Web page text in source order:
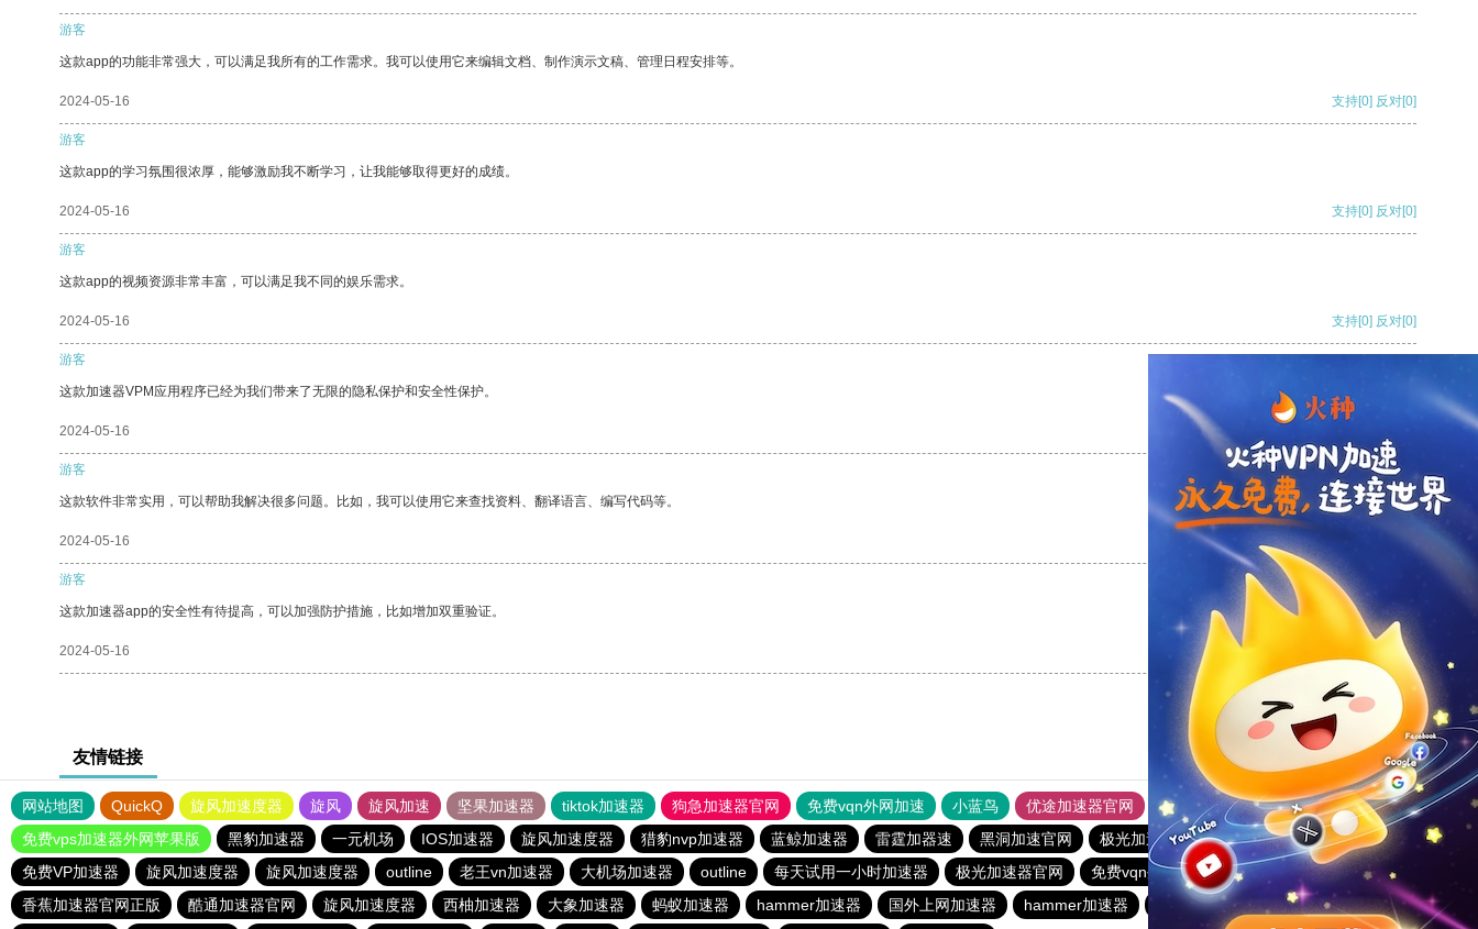
游客
这款app的功能非常强大，可以满足我所有的工作需求。我可以使用它来编辑文档、制作演示文稿、管理日程安排等。
2024-05-16 支持[0] 反对[0]
游客
这款app的学习氛围很浓厚，能够激励我不断学习，让我能够取得更好的成绩。
2024-05-16 支持[0] 反对[0]
游客
这款app的视频资源非常丰富，可以满足我不同的娱乐需求。
2024-05-16 支持[0] 反对[0]
游客
这款加速器VPM应用程序已经为我们带来了无限的隐私保护和安全性保护。
2024-05-16
游客
这款软件非常实用，可以帮助我解决很多问题。比如，我可以使用它来查找资料、翻译语言、编写代码等。
2024-05-16 反对
游客
这款加速器app的安全性有待提高，可以加强防护措施，比如增加双重验证。
2024-05-16 反对[0]
友情链接
网站地图 QuickQ 旋风加速度器 旋风 旋风加速 坚果加速器 tiktok加速器 狗急加速器官网 免费vqn外网加速 小蓝鸟 优途加速器官网 风驰加速器 旋风加速器
八戒看书
免费vps加速器外网苹果版
黑豹加速器 一元机场 IOS加速器 旋风加速度器 猎豹nvp加速器 蓝鲸加速器 雷霆加器速 黑洞加速官网 极光加速器
雷霆每天免费2小时
免费VP加速器
旋风加速度器 旋风加速度器 outline 老王vn加速器 大机场加速器 outline 每天试用一小时加速器 极光加速器官网 免费vqn外网
蚂蚁vp加速器官网
香蕉加速器官网正版
酷通加速器官网 旋风加速度器 西柚加速器 大象加速器 蚂蚁加速器 hammer加速器 国外上网加速器 hammer加速器 黑洞加速 闪电猫加速器
酷通加速器